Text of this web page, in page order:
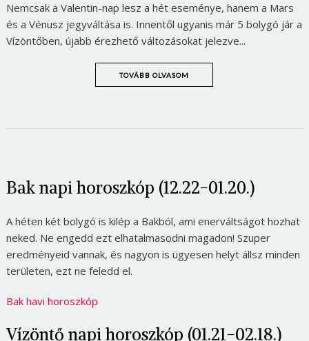
Nemcsak a Valentin-nap lesz a hét eseménye, hanem a Mars
és a Vénusz jegyváltása is. Innentől ugyanis már 5 bolygó jár a
Vízöntőben, újabb érezhető változásokat jelezve...
TOVÁBB OLVASOM
Bak napi horoszkóp (12.22-01.20.)
A héten két bolygó is kilép a Bakból, ami enerváltságot hozhat
neked. Ne engedd ezt elhatalmasodni magadon! Szuper
eredményeid vannak, és nagyon is ügyesen helyt állsz minden
területen, ezt ne feledd el.
Bak havi horoszkóp
Vízöntő napi horoszkóp (01.21-02.18.)